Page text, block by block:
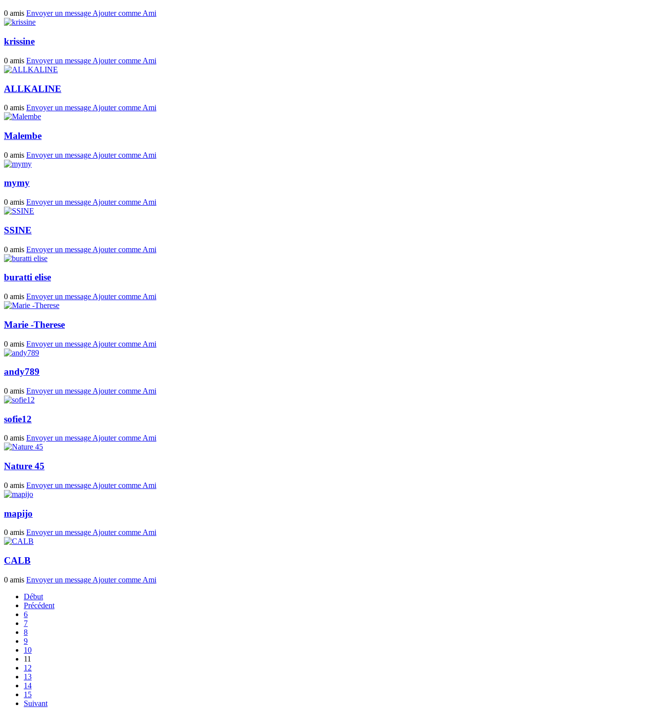
0 amis Envoyer un messageAjouter comme Ami
krissine
0 amis Envoyer un message Ajouter comme Ami
ALLKALINE
0 amis Envoyer un message Ajouter comme Ami
Malembe
0 amis Envoyer un message Ajouter comme Ami
mymy
0 amis Envoyer un message Ajouter comme Ami
SSINE
0 amis Envoyer un message Ajouter comme Ami
buratti elise
0 amis Envoyer un message Ajouter comme Ami
Marie -Therese
0 amis Envoyer un message Ajouter comme Ami
andy789
0 amis Envoyer un message Ajouter comme Ami
sofie12
0 amis Envoyer un message Ajouter comme Ami
Nature 45
0 amis Envoyer un message Ajouter comme Ami
mapijo
0 amis Envoyer un message Ajouter comme Ami
CALB
0 amis Envoyer un message Ajouter comme Ami
Début
Précédent
6
7
8
9
10
11
12
13
14
15
Suivant